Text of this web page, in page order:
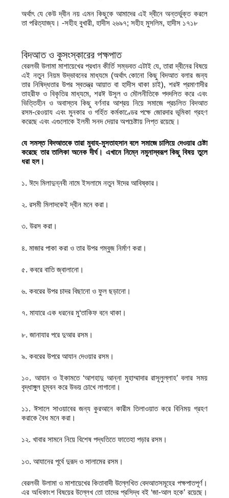
অর্থাৎ যে কেউ দ্বীন নয় এমন কিছুকে আমাদের এই দ্বীনে অন্তর্ভুক্ত করলে
তা পরিত্যাজ্য। -সহীহ বুখারী, হাদীস ২৬৯৭; সহীহ মুসলিম, হাদীস ১৭১৮
বিদআত ও কুসংস্কারের পক্ষপাত
বেরলভী উলামা মাশায়েখের প্রধান কীর্তি সম্ভবত এটাই যে, তারা দ্বীনের বিষয়ে
এই নতুন নিয়ম উদ্ভাবনের মাধ্যমে (অর্থাৎ কোনো কিছু বিদআত বলার জন্য
তার নিষিদ্ধতার উপর স্বতন্ত্র আয়াত বা হাদীস থাকা চাই), শরঈ প্রমাণাদীর
তাহরীফ ও বিকৃতির মাধ্যমে, শরঈ উসূল ও মৌলনীতিকে পদদলিত করে এবং
ভিত্তিহীন ও অবাস্তব কিছু বর্ণনার আশ্রয় নিয়ে সমাজে প্রচলিত বিদআত
রসম-রেওয়ায এবং মুনকার ও গর্হিত কর্মকাণ্ডের পক্ষে জোরদার ভূমিকা গ্রহণ
করেছে এবং এগুলোকে ইলমী সনদ দেয়ার অপচেষ্টায় লিপ্ত রয়েছে।
যে সমস্ত বিদআতকে তারা মুবাহ-মুসতাহসান বলে সমাজে চালিয়ে দেওয়ার চেষ্টা
করেছে তার তালিকা অনেক দীর্ঘ। এখানে নিম্নে নমুনাস্বরূপ কিছু বিষয় তুলে
ধরা হল।
১. ঈদে মিলাদুন্নবী নামে ইসলামে নতুন ঈদের আবিষ্কার।
২. রসমী মিলাদকেই দ্বীন মনে করা।
৩. উরস করা।
৪. মাজার পাকা করা ও তার উপর গম্বুজ নির্মাণ করা।
৫. কবরে বাতি জ্বালানো।
৬. কবরের উপর চাদর বিছানো ও ফুল ছড়ানো।
৭. মাযারে এক ধরনের মু‘তাকিফ বনে থাকা।
৮. জানাযার পরে দুআর রসম।
৯. কবরের উপরে আযান দেওয়ার রসম।
১০. আযান ও ইকামতে ‘আশহাদু আন্না মুহাম্মাদার রাসূলুল্লাহ’ বলার সময়
বৃদ্ধাঙ্গুল চুম্বন করে উভয় চোখে লাগানো।
১১. ঈসালে সাওয়াবের জন্য কুরআনে কারীম তিলাওয়াত করে বিনিময় গ্রহণ
করাকে বৈধ মনে করা।
১২. খাবার সামনে নিয়ে বিশেষ পদ্ধতিতে ফাতেহা পড়ার রসম।
১৩. আযানের পূর্বে দুরূদ ও সালামের রসম।
বেরলভী উলামা ও মাশায়েখের কিতাবাদী উল্লেখিত বেদআতসমূহের পক্ষপাতপূর্ণ।
এর অধিকাংশ বিষয়ের উল্লেখ তো তাদের প্রসিদ্ধ বই ‘জা-আল হকে’ রয়েছে।